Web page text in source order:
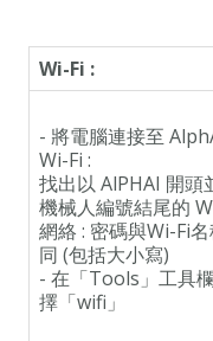
Wi-Fi :
- 將電腦連接至
Wi-Fi :
找出以 AlPHAI 開頭
機械人編號結尾的
網絡 : 密碼與Wi-Fi
同 (包括大小寫)
- 在「Tools」工具
擇「wifi」